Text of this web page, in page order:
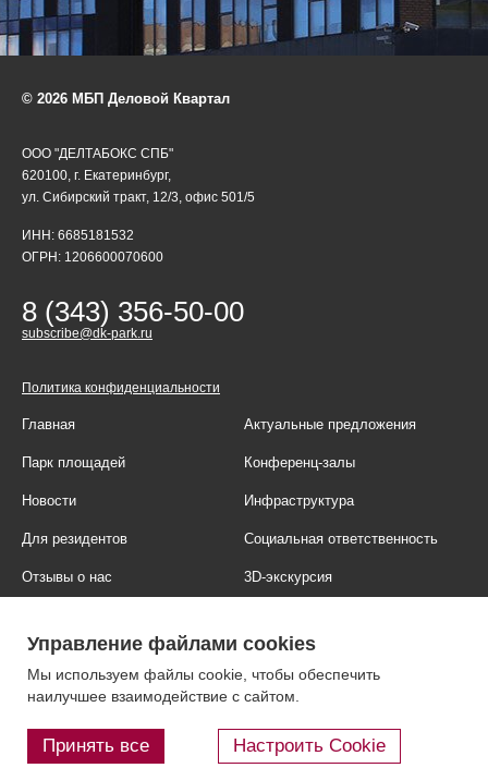
© 2026 МБП Деловой Квартал
ООО "ДЕЛТАБОКС СПБ"
620100, г. Екатеринбург,
ул. Сибирский тракт, 12/3, офис 501/5
ИНН: 6685181532
ОГРН: 1206600070600
8 (343) 356-50-00
subscribe@dk-park.ru
Политика конфиденциальности
Главная Актуальные предложения
Парк площадей Конференц-залы
Новости Инфраструктура
Для резидентов Социальная ответственность
Отзывы о нас 3D-экскурсия
Контакты Блог
Управление файлами cookies
Мы используем файлы cookie, чтобы обеспечить
наилучшее взаимодействие с сайтом.
Принять все Настроить Cookie